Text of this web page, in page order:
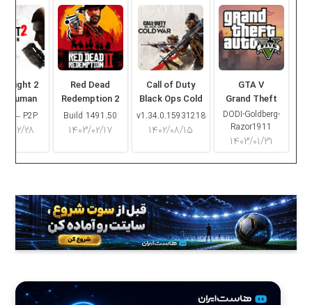
GTA V
Grand Theft
Auto V
DODI-Goldberg-
Razor1911
۱۴۰۳/۰۱/۳۱
Call of Duty
Black Ops Cold
War
v1.34.0.15931218
۱۴۰۲/۰۸/۱۵
Red Dead
Redemption 2
Build 1491.50
۱۴۰۳/۰۲/۱۷
Light 2
Human
– P2P
۱۴۰۳/